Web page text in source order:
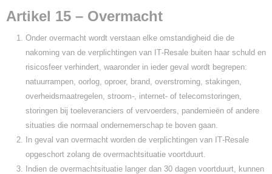
Artikel 15 – Overmacht
Onder overmacht wordt verstaan elke omstandigheid die de
nakoming van de verplichtingen van IT‑Resale buiten haar schuld en
risicosfeer verhindert, waaronder in ieder geval wordt begrepen:
natuurrampen, oorlog, oproer, brand, overstroming, stakingen,
overheidsmaatregelen, stroom‑, internet‑ of telecomstoringen,
storingen bij toeleveranciers of vervoerders, pandemieën of andere
situaties die normaal ondernemerschap te boven gaan.
In geval van overmacht worden de verplichtingen van IT‑Resale
opgeschort zolang de overmachtsituatie voortduurt.
Indien de overmachtsituatie langer dan 30 dagen voortduurt, kunnen